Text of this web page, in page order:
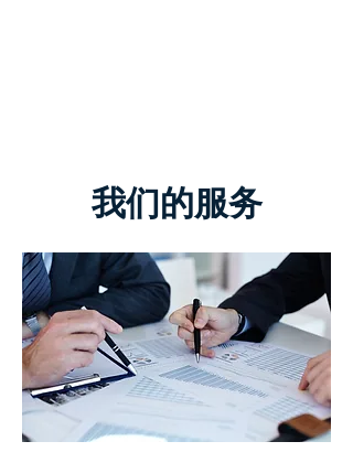
我们的服务